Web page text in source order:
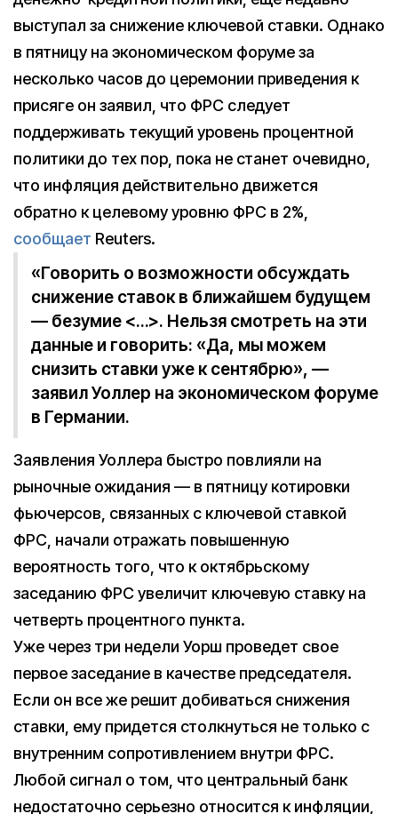
выступал за снижение ключевой ставки. Однако
в пятницу на экономическом форуме за
несколько часов до церемонии приведения к
присяге он заявил, что ФРС следует
поддерживать текущий уровень процентной
политики до тех пор, пока не станет очевидно,
что инфляция действительно движется
обратно к целевому уровню ФРС в 2%,
сообщает Reuters.
«Говорить о возможности обсуждать
снижение ставок в ближайшем будущем
— безумие <…>. Нельзя смотреть на эти
данные и говорить: «Да, мы можем
снизить ставки уже к сентябрю», —
заявил Уоллер на экономическом форуме
в Германии.
Заявления Уоллера быстро повлияли на
рыночные ожидания — в пятницу котировки
фьючерсов, связанных с ключевой ставкой
ФРС, начали отражать повышенную
вероятность того, что к октябрьскому
заседанию ФРС увеличит ключевую ставку на
четверть процентного пункта.
Уже через три недели Уорш проведет свое
первое заседание в качестве председателя.
Если он все же решит добиваться снижения
ставки, ему придется столкнуться не только с
внутренним сопротивлением внутри ФРС.
Любой сигнал о том, что центральный банк
недостаточно серьезно относится к инфляции,